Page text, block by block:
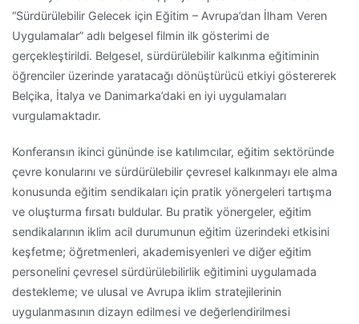
“Sürdürülebilir Gelecek için Eğitim – Avrupa’dan İlham Veren
Uygulamalar” adlı belgesel filmin ilk gösterimi de
gerçekleştirildi. Belgesel, sürdürülebilir kalkınma eğitiminin
öğrenciler üzerinde yaratacağı dönüştürücü etkiyi göstererek
Belçika, İtalya ve Danimarka’daki en iyi uygulamaları
vurgulamaktadır.
Konferansın ikinci gününde ise katılımcılar, eğitim sektöründe
çevre konularını ve sürdürülebilir çevresel kalkınmayı ele alma
konusunda eğitim sendikaları için pratik yönergeleri tartışma
ve oluşturma fırsatı buldular. Bu pratik yönergeler, eğitim
sendikalarının iklim acil durumunun eğitim üzerindeki etkisini
keşfetme; öğretmenleri, akademisyenleri ve diğer eğitim
personelini çevresel sürdürülebilirlik eğitimini uygulamada
destekleme; ve ulusal ve Avrupa iklim stratejilerinin
uygulanmasının dizayn edilmesi ve değerlendirilmesi